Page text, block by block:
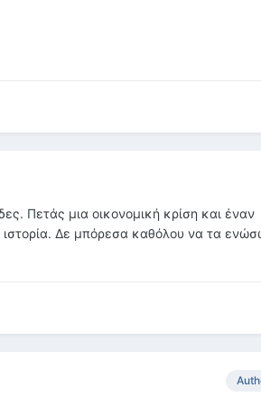
Πετάς μια οικονομική κρίση και έναν
Δε μπόρεσα καθόλου να τα